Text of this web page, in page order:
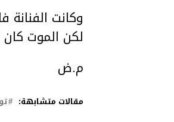
وكانت
لكن الموت
م.ض
مقالات متشابهة: